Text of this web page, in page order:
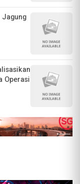
Jagung
Operasi